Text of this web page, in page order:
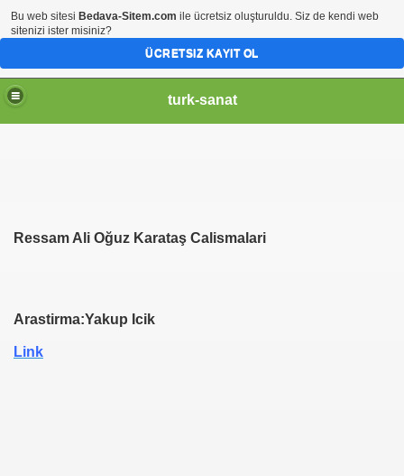
turk-sanat
Ressam Ali Oğuz Karataş Calismalari
Arastirma:Yakup Icik
Link
Bu web sitesi Bedava-Sitem.com ile ücretsiz oluşturuldu. Siz de kendi web
sitenizi ister misiniz?
ÜCRETSIZ KAYIT OL